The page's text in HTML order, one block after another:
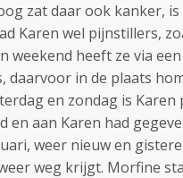
zat daar ook kanker,
Karen wel pijnstillers,
weekend heeft ze via
daarvoor in de plaats
en zondag is
en aan Karen had
weer nieuw en
weg krijgt. Morfine